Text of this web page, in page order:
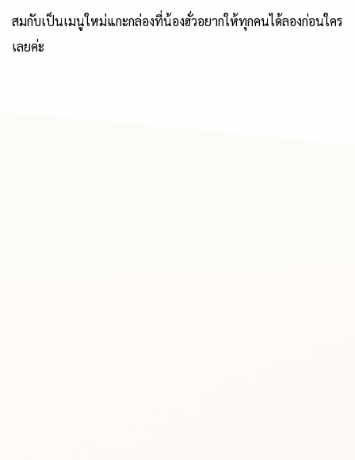
สมกับเป็นเมนูใหม่แกะกล่องที่น้องฮั่วอยากให้ทุกคนได้ลองก่อนใคร
เลยค่ะ